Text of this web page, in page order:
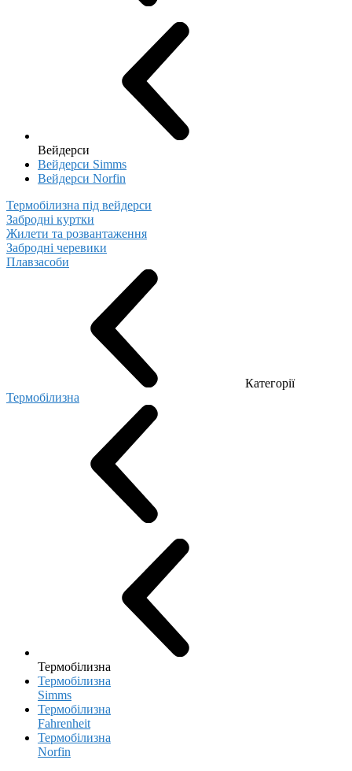
Вейдерси
Вейдерси Simms
Вейдерси Norfin
Термобілизна під вейдерси
Забродні куртки
Жилети та розвантаження
Забродні черевики
Плавзасоби
Категорії
Термобілизна
Термобілизна
Термобілизна
Simms
Термобілизна
Fahrenheit
Термобілизна
Norfin